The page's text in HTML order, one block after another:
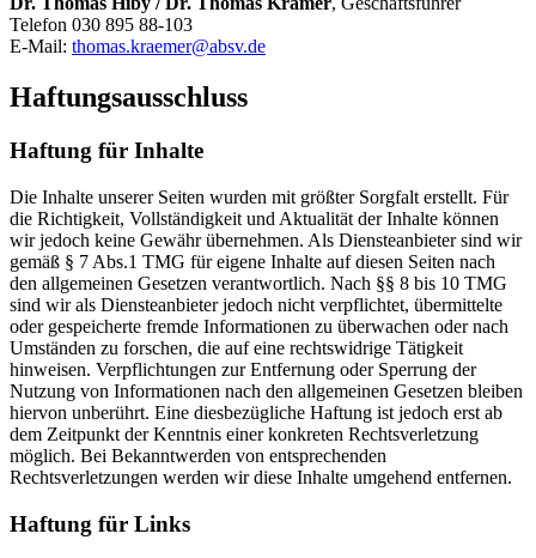
Telefon 030 895 88-103
E-Mail: thomas.kraemer@absv.de
Haftungsausschluss
Haftung für Inhalte
Die Inhalte unserer Seiten wurden mit größter Sorgfalt erstellt. Für
die Richtigkeit, Vollständigkeit und Aktualität der Inhalte können
wir jedoch keine Gewähr übernehmen. Als Diensteanbieter sind wir
gemäß § 7 Abs.1 TMG für eigene Inhalte auf diesen Seiten nach
den allgemeinen Gesetzen verantwortlich. Nach §§ 8 bis 10 TMG
sind wir als Diensteanbieter jedoch nicht verpflichtet, übermittelte
oder gespeicherte fremde Informationen zu überwachen oder nach
Umständen zu forschen, die auf eine rechtswidrige Tätigkeit
hinweisen. Verpflichtungen zur Entfernung oder Sperrung der
Nutzung von Informationen nach den allgemeinen Gesetzen bleiben
hiervon unberührt. Eine diesbezügliche Haftung ist jedoch erst ab
dem Zeitpunkt der Kenntnis einer konkreten Rechtsverletzung
möglich. Bei Bekanntwerden von entsprechenden
Rechtsverletzungen werden wir diese Inhalte umgehend entfernen.
Haftung für Links